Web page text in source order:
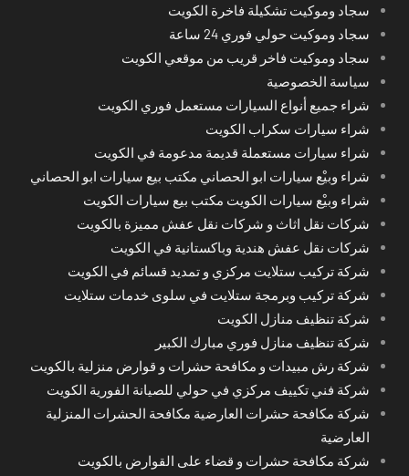
سجاد وموكيت تشكيلة فاخرة الكويت
سجاد وموكيت حولي فوري 24 ساعة
سجاد وموكيت فاخر قريب من موقعي الكويت
سياسة الخصوصية
شراء جميع أنواع السيارات مستعمل فوري الكويت
شراء سيارات سكراب الكويت
شراء سيارات مستعملة قديمة مدعومة في الكويت
شراء وبيْع سيارات ابو الحصاني مكتب بيع سيارات ابو الحصاني
شراء وبيْع سيارات الكويت مكتب بيع سيارات الكويت
شركات نقل اثاث و شركات نقل عفش مميزة بالكويت
شركات نقل عفش هندية وباكستانية في الكويت
شركة تركيب ستلايت مركزي و تمديد قسائم في الكويت
شركة تركيب وبرمجة ستلايت في سلوى خدمات ستلايت
شركة تنظيف منازل الكويت
شركة تنظيف منازل فوري مبارك الكبير
شركة رش مبيدات و مكافحة حشرات و قوارض منزلية بالكويت
شركة فني تكييف مركزي في حولي للصيانة الفورية الكويت
شركة مكافحة حشرات العارضية مكافحة الحشرات المنزلية
العارضية
شركة مكافحة حشرات و قضاء على القوارض بالكويت